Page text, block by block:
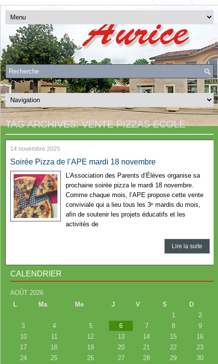
TAG ARCHIVES:VENTE PIZZAS ÉCOLE
14 novembre 2025
Soirée Pizza de l’APE mardi 18 novembre
L’Association des Parents d’Élèves organise sa
prochaine soirée pizza le mardi 18 novembre.
Comme chaque mois, l’APE propose cette vente
conviviale qui a lieu tous les 3ᵉ mardis du mois,
afin de soutenir les projets éducatifs et les
activités de
Lire la suite
CALENDRIER
AOÛT 2026
L
Ma Me J V S D
1
2
3
4 5 6 7 8
9
10
11 12 13 14 15
16
17
18 19 20 21 22
23
24
25 26 27 28 29
30